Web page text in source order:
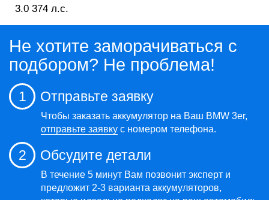
3.0 374 л.c.
Не хотите заморачиваться с
подбором? Не проблема!
1 Отправьте заявку
Чтобы заказать аккумулятор на Ваш BMW 3er,
отправьте заявку с номером телефона.
2 Обсудите детали
В течение 5 минут Вам позвонит эксперт и
предложит 2-3 варианта аккумуляторов,